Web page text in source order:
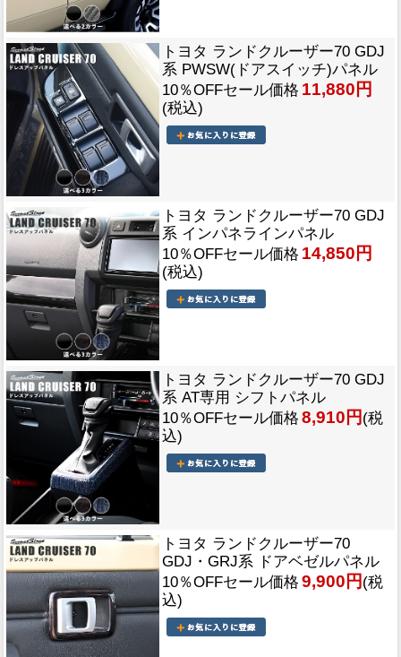
トヨタ ランドクルーザー70 GDJ
系 PWSW(ドアスイッチ)パネル
10％OFFセール価格 11,880円
(税込)
トヨタ ランドクルーザー70 GDJ
系 インパネラインパネル
10％OFFセール価格 14,850円
(税込)
トヨタ ランドクルーザー70 GDJ
系 AT専用 シフトパネル
10％OFFセール価格 8,910円 (税
込)
トヨタ ランドクルーザー70
GDJ・GRJ系 ドアベゼルパネル
10％OFFセール価格 9,900円 (税
込)